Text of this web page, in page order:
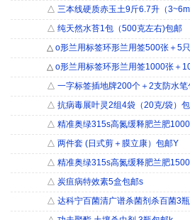
△ 三本线硬质赤玉土9斤6.7升（
△ 纯天然水苔1包（500克左右)包邮
△ o形兰用标签环形兰用签500张＋5
△ o形兰用标签环形兰用签1000张＋
△ 一字标签插地牌200个＋2支防水笔
△ 抗病毒展叶灵2组4袋（20克/袋）
△ 精准奥绿315s高氮缓释肥兰肥
△ 两件套 (日式剪＋膜立康）包邮Y
△ 精准奥绿315s高氮缓释肥兰肥
△ 炭疽病特效素5盒包邮s
△ 达科宁百菌清广谱杀菌剂杀百菌3